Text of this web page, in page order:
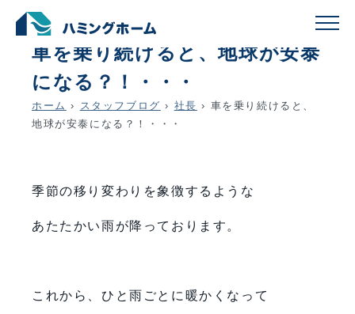
schedule
車を乗り続けると、地球が安泰
になる？！・・・
ホーム › スタッフブログ › 社長 › 車を乗り続けると、
地球が安泰になる？！・・・
季節の移り変わりを象徴するような
あたたかい雨が降っております。
これから、ひと雨ごとに暖かくなって